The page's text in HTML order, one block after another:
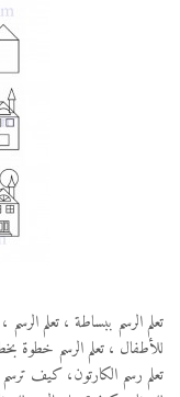
تعلم الرسم ببساطة ، تعلم الرسم
للأطفال ، تعلم الرسم خطوة
تعلم رسم الكارتون، كيف